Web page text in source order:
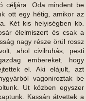
céljára. Oda mindent be
ott egy hétig, amikor az
Két kis helyiségben kb.
élelmiszert és csak a
nagy része örül rossz
ahol civilruhás, pesti
embereket, hogy
el. Aki elájult, azt
vagoniroztak be
Ut közben egyszer
Kassán átvettek a